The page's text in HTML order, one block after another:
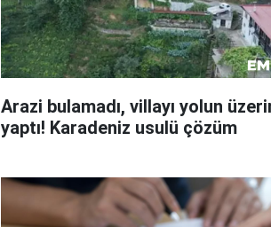
Arazi bulamadı, villayı yolun
yaptı! Karadeniz usulü çözüm